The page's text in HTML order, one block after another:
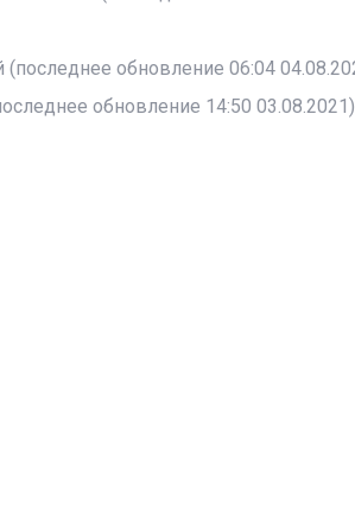
обновление 06:04
обновление 14:50